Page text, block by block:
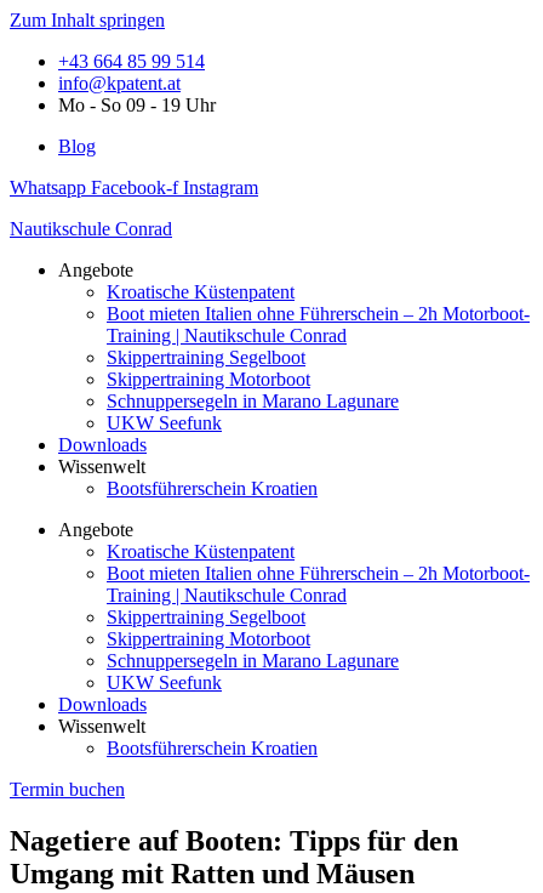
Zum Inhalt springen
+43 664 85 99 514
info@kpatent.at
Mo - So 09 - 19 Uhr
Blog
Whatsapp Facebook-f Instagram
Nautikschule Conrad
Angebote
Kroatische Küstenpatent
Boot mieten Italien ohne Führerschein – 2h Motorboot-
Training | Nautikschule Conrad
Skippertraining Segelboot
Skippertraining Motorboot
Schnuppersegeln in Marano Lagunare
UKW Seefunk
Downloads
Wissenwelt
Bootsführerschein Kroatien
Angebote
Kroatische Küstenpatent
Boot mieten Italien ohne Führerschein – 2h Motorboot-
Training | Nautikschule Conrad
Skippertraining Segelboot
Skippertraining Motorboot
Schnuppersegeln in Marano Lagunare
UKW Seefunk
Downloads
Wissenwelt
Bootsführerschein Kroatien
Termin buchen
Nagetiere auf Booten: Tipps für den
Umgang mit Ratten und Mäusen